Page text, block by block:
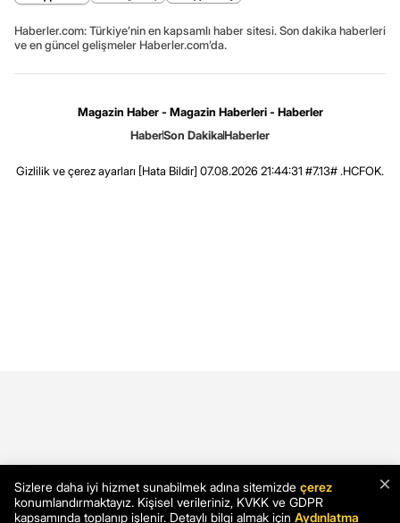
Haberler.com: Türkiye’nin en kapsamlı haber sitesi. Son dakika haberleri
ve en güncel gelişmeler Haberler.com’da.
Magazin Haber - Magazin Haberleri - Haberler
HaberSon DakikaHaberler
Gizlilik ve çerez ayarları [Hata Bildir] 07.08.2026 21:44:31 #7.13# .HCFOK.
×
Sizlere daha iyi hizmet sunabilmek adına sitemizde çerez
konumlandırmaktayız. Kişisel verileriniz, KVKK ve GDPR
kapsamında toplanıp işlenir. Detaylı bilgi almak için Aydınlatma